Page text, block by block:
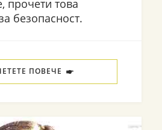
прочети това
безопасност.
ПОВЕЧЕ